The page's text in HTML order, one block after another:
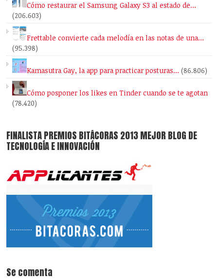
Cómo restaurar el Samsung Galaxy S3 al estado de…
(206.603)
Frettable convierte cada melodía en las notas de una…
(95.398)
Kamasutra Gay, la app para practicar posturas… (86.806)
Cómo posponer los likes en Tinder cuando se te agotan
(78.420)
FINALISTA PREMIOS BITÁCORAS 2013 MEJOR BLOG DE
TECNOLOGÍA E INNOVACIÓN
Se comenta